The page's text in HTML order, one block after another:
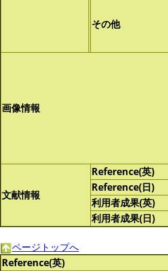
その他
画像情報
文献情報
Reference(英)
Reference(日)
利用者成果(英)
利用者成果(日)
ページトップへ
Reference(英)